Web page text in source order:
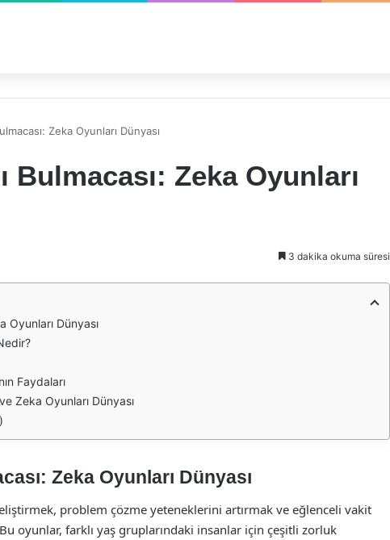
Zeka Oyunları Dünyası
Bulmacası: Zeka Oyunları
3 dakika okuma süresi
Oyunları Dünyası
Faydaları
Zeka Oyunları Dünyası
Zeka Oyunları Dünyası
problem çözme yeteneklerini artırmak ve eğlenceli vakit
oyunlar, farklı yaş gruplarındaki insanlar için çeşitli zorluk